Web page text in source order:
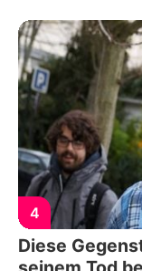
4
Diese